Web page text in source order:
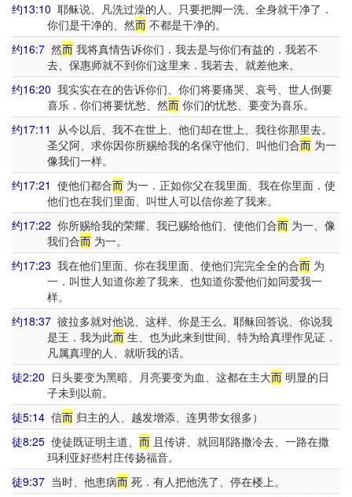
约13:10 耶稣说、凡洗过澡的人、只要把脚一洗、全身就干净了．
你们是干净的、然而不都是干净的。
约16:7 然而 我将真情告诉你们．我去是与你们有益的．我若不
去、保惠师就不到你们这里来．我若去、就差他来。
约16:20 我实实在在的告诉你们、你们将要痛哭、哀号、世人倒要
喜乐．你们将要忧愁、然而你们的忧愁、要变为喜乐。
约17:11 从今以后、我不在世上、他们却在世上、我往你那里去。
圣父阿、求你因你所赐给我的名保守他们、叫他们合而为一
像我们一样。
约17:21 使他们都合而 为一．正如你父在我里面、我在你里面．使
他们也在我们里面、叫世人可以信你差了我来。
约17:22 你所赐给我的荣耀、我已赐给他们、使他们合而 为一、像
我们合而为一。
约17:23 我在他们里面、你在我里面、使他们完完全全的合而 为
一．叫世人知道你差了我来、也知道你爱他们如同爱我一
样。
约18:37 彼拉多就对他说、这样、你是王么。耶稣回答说、你说我
是王．我为此而生、也为此来到世间、特为给真理作见证．
凡属真理的人、就听我的话。
徒2:20 日头要变为黑暗、月亮要变为血、这都在主大而 明显的日
子未到以前。
徒5:14 信而 归主的人、越发增添、连男带女很多）
徒8:25 使徒既证明主道、 而 且传讲、就回耶路撒冷去、一路在撒
玛利亚好些村庄传扬福音。
徒9:37 当时、他患病而 死．有人把他洗了、停在楼上。